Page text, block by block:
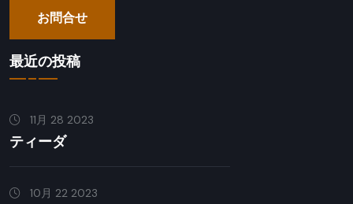
お問合せ
最近の投稿
11月 28 2023
ティーダ
10月 22 2023